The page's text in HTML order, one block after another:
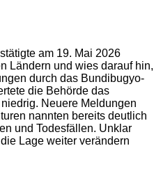
am 19. Mai 2026
Ländern und wies darauf hin,
durch das Bundibugyo-
die Behörde das
Neuere Meldungen
nannten bereits deutlich
und Todesfällen. Unklar
Lage weiter verändern